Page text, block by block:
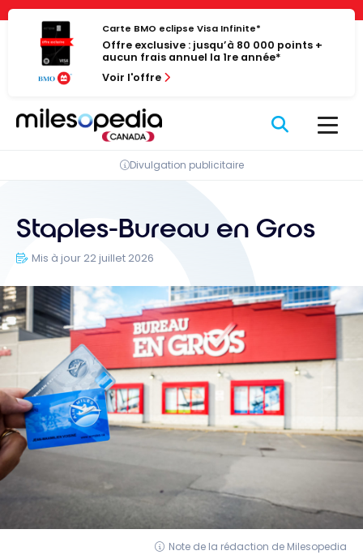
Panneau de gestion des cookies
Passer
contenu
Carte BMO eclipse Visa Infinite*
Offre exclusive : jusqu’à 80 000 points +
aucun frais annuel la 1re année*
Voir l'offre
Divulgation publicitaire
Staples-Bureau en Gros
Mis à jour 22 juillet 2026
Note de la rédaction de Milesopedia